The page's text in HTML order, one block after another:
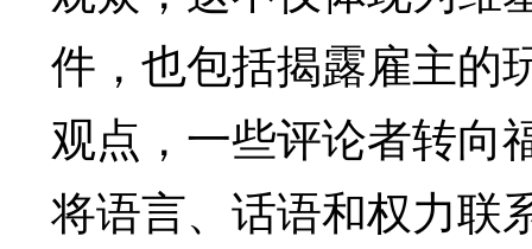
件，也包括揭露雇主的
观点，一些评论者转向
将语言、话语和权力联